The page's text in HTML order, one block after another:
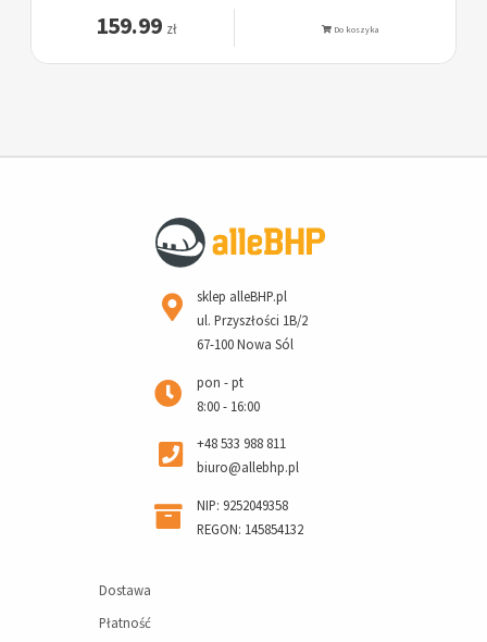
159.99 zł Do koszyka
sklep alleBHP.pl
ul. Przyszłości 1B/2
67-100 Nowa Sól
pon - pt
8:00 - 16:00
+48 533 988 811
biuro@allebhp.pl
NIP: 9252049358
REGON: 145854132
Dostawa
Płatność